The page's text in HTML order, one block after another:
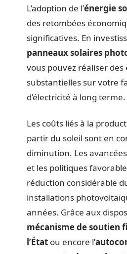
L’adoption de l’énergie
des retombées
significatives. En
panneaux solaires
vous pouvez réaliser des
substantielles sur votre
d’électricité à long terme.
Les coûts liés à la
partir du soleil sont en
diminution. Les
et les politiques
réduction considérable
installations
années. Grâce aux
mécanisme de soutien
l’État ou encore l’